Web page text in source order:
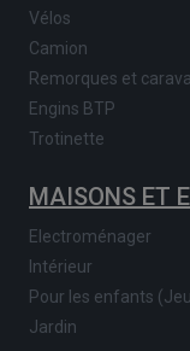
Vélos
Camion
Remorques et
Engins BTP
Trotinette
MAISONS ET
Electroménager
Intérieur
Pour les enfants
Jardin